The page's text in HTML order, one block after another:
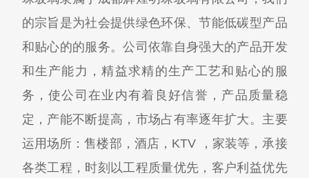
的宗旨是为社会提供绿色环保、节能低碳型产品
和贴心的的服务。公司依靠自身强大的产品开发
和生产能力，精益求精的生产工艺和贴心的服
务，使公司在业内有着良好信誉，产品质量稳
定，产能不断提高，市场占有率逐年扩大。主要
运用场所：售楼部，酒店，KTV ，家装等，承接
各类工程，时刻以工程质量优先，客户利益优先